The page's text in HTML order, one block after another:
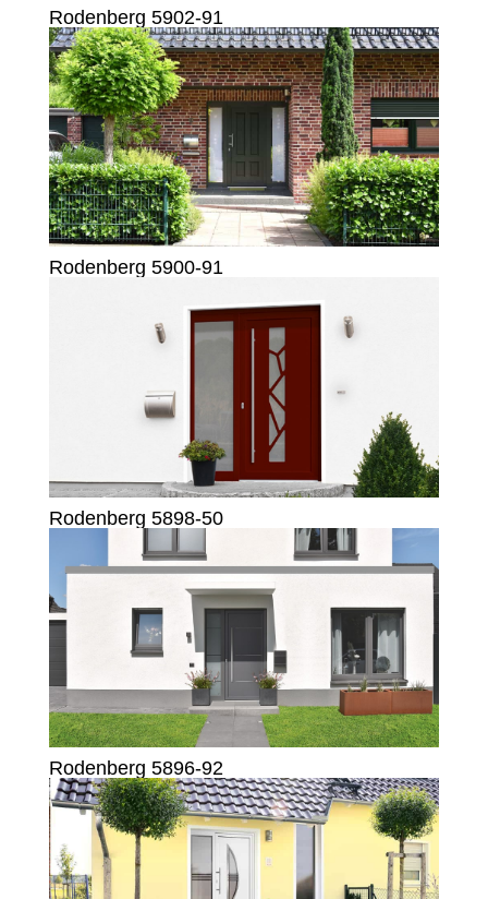
Rodenberg 5902-91
Rodenberg 5900-91
Rodenberg 5898-50
Rodenberg 5896-92